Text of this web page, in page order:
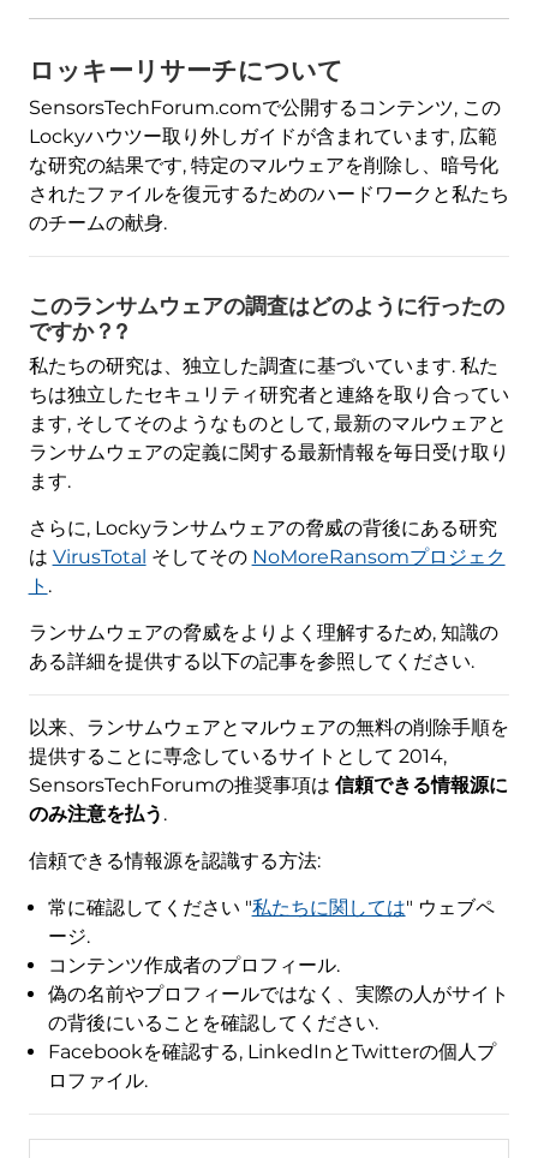
ロッキーリサーチについて
SensorsTechForum.comで公開するコンテンツ, この
Lockyハウツー取り外しガイドが含まれています, 広範
な研究の結果です, 特定のマルウェアを削除し、暗号化
されたファイルを復元するためのハードワークと私たち
のチームの献身.
このランサムウェアの調査はどのように行ったの
ですか？?
私たちの研究は、独立した調査に基づいています. 私た
ちは独立したセキュリティ研究者と連絡を取り合ってい
ます, そしてそのようなものとして, 最新のマルウェアと
ランサムウェアの定義に関する最新情報を毎日受け取り
ます.
さらに, Lockyランサムウェアの脅威の背後にある研究
は VirusTotal そしてその NoMoreRansomプロジェク
ト .
ランサムウェアの脅威をよりよく理解するため, 知識の
ある詳細を提供する以下の記事を参照してください.
以来、ランサムウェアとマルウェアの無料の削除手順を
提供することに専念しているサイトとして 2014,
SensorsTechForumの推奨事項は 信頼できる情報源に
のみ注意を払う .
信頼できる情報源を認識する方法:
常に確認してください "私たちに関しては" ウェブペ
ージ.
コンテンツ作成者のプロフィール.
偽の名前やプロフィールではなく、実際の人がサイト
の背後にいることを確認してください.
Facebookを確認する, LinkedInとTwitterの個人プ
ロファイル.